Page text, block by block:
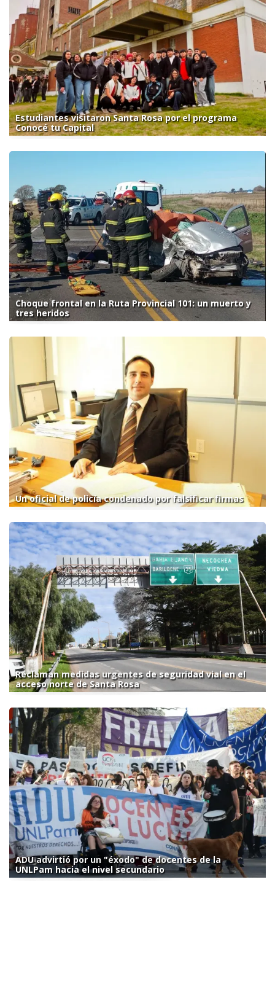
Estudiantes visitaron Santa Rosa por el programa
Conocé tu Capital
Choque frontal en la Ruta Provincial 101: un muerto y
tres heridos
Un oficial de policía condenado por falsificar firmas
Reclaman medidas urgentes de seguridad vial en el
acceso norte de Santa Rosa
ADU advirtió por un "éxodo" de docentes de la
UNLPam hacia el nivel secundario